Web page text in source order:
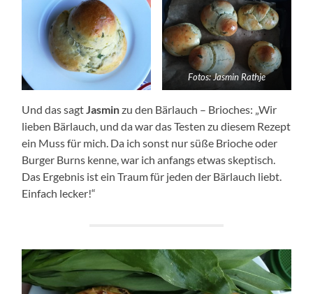
Fotos: Jasmin Rathje
Und das sagtJasminzu den Bärlauch – Brioches: „Wir
lieben Bärlauch, und da war das Testen zu diesem Rezept
ein Muss für mich. Da ich sonst nur süße Brioche oder
Burger Burns kenne, war ich anfangs etwas skeptisch.
Das Ergebnis ist ein Traum für jeden der Bärlauch liebt.
Einfach lecker!“